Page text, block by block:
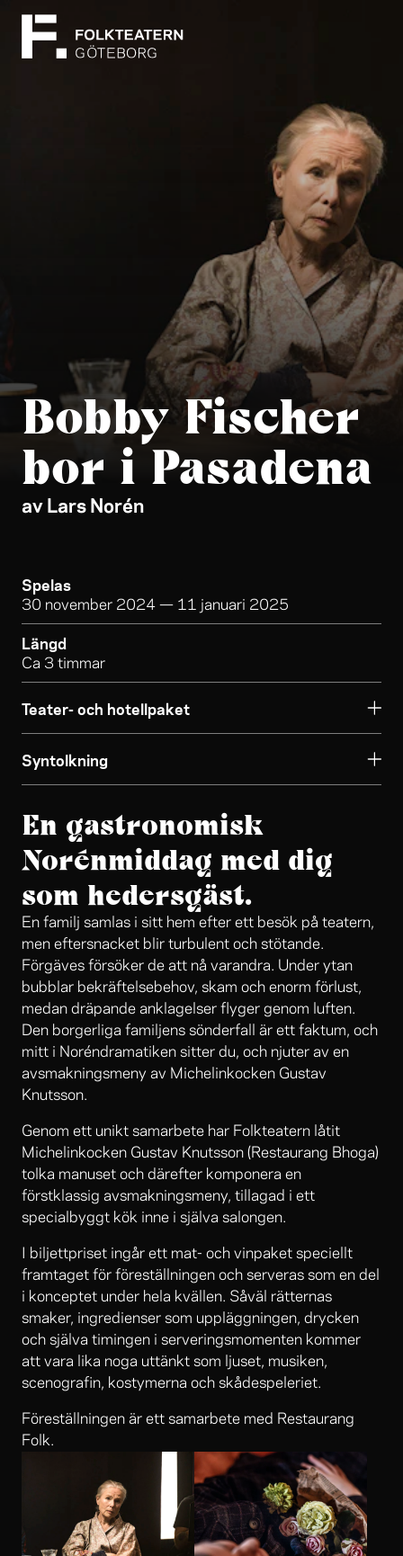
Bobby Fischer
bor i Pasadena
av Lars Norén
Spelas
30 november 2024 — 11 januari 2025
Längd
Ca 3 timmar
Teater- och hotellpaket
Syntolkning
En gastronomisk
Norénmiddag med dig
som hedersgäst.
En familj samlas i sitt hem efter ett besök på teatern,
men eftersnacket blir turbulent och stötande.
Förgäves försöker de att nå varandra. Under ytan
bubblar bekräftelsebehov, skam och enorm förlust,
medan dräpande anklagelser flyger genom luften.
Den borgerliga familjens sönderfall är ett faktum, och
mitt i Noréndramatiken sitter du, och njuter av en
avsmakningsmeny av Michelinkocken Gustav
Knutsson.
Genom ett unikt samarbete har Folkteatern låtit
Michelinkocken Gustav Knutsson (Restaurang Bhoga)
tolka manuset och därefter komponera en
förstklassig avsmakningsmeny, tillagad i ett
specialbyggt kök inne i själva salongen.
I biljettpriset ingår ett mat- och vinpaket speciellt
framtaget för föreställningen och serveras som en del
i konceptet under hela kvällen. Såväl rätternas
smaker, ingredienser som uppläggningen, drycken
och själva timingen i serveringsmomenten kommer
att vara lika noga uttänkt som ljuset, musiken,
scenografin, kostymerna och skådespeleriet.
Föreställningen är ett samarbete med Restaurang
Folk.